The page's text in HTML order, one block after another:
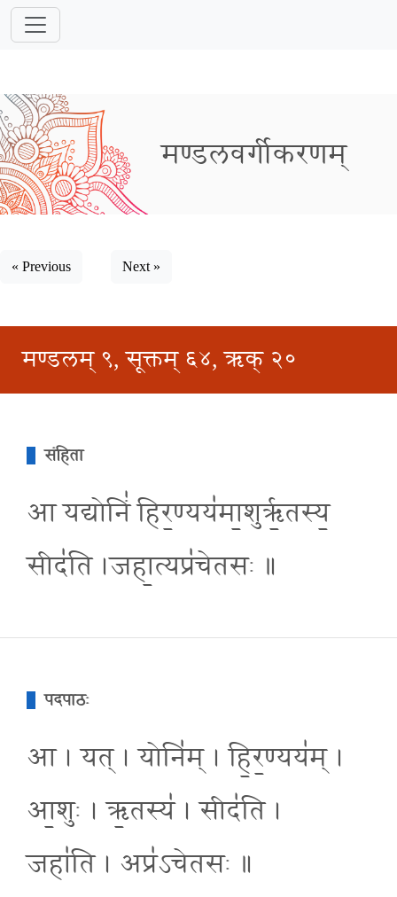
मण्डलवर्गीकरणम्
« Previous Next »
मण्डलम् ९, सूक्तम् ६४, ऋक् २०
संहिता
आ यद्योनिं॑ हिर॒ण्यय॑मा॒शुरृ॒तस्य॒
सीद॑ति ।जहा॒त्यप्र॑चेतसः ॥
पदपाठः
आ । यत् । योनि॑म् । हि॒र॒ण्यय॑म् ।
आ॒शुः । ऋ॒तस्य॑ । सीद॑ति ।
जहा॑ति । अप्र॑ऽचेतसः ॥